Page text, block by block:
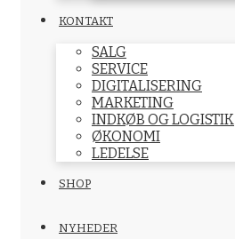
KONTAKT
SALG
SERVICE
DIGITALISERING
MARKETING
INDKØB OG LOGISTIK
ØKONOMI
LEDELSE
SHOP
NYHEDER